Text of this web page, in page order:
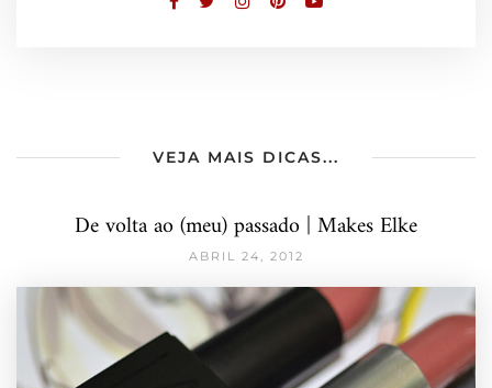
VEJA MAIS DICAS...
De volta ao (meu) passado | Makes Elke
ABRIL 24, 2012